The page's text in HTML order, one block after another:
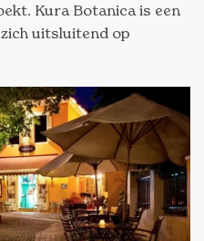
Kura Botanica is een
uitsluitend op